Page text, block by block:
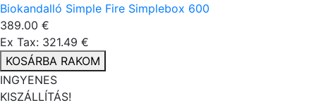
Biokandalló Simple Fire Simplebox 600
389.00 €
Ex Tax: 321.49 €
KOSÁRBA RAKOM
INGYENES
KISZÁLLÍTÁS!